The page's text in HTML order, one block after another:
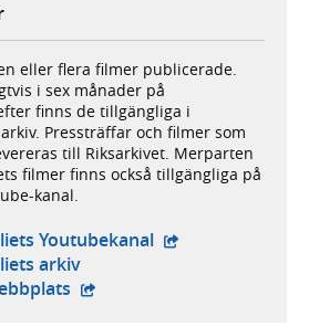
eller flera filmer publicerade.
i sex månader på
finns de tillgängliga i
Pressträffar och filmer som
till Riksarkivet. Merparten
filmer finns också tillgängliga på
kanal.
Youtubekanal - extern
arkiv
- extern webbplats,